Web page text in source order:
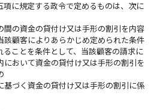
項に規定する政令で定めるものは、次に
間の資金の貸付け又は手形の割引を内容
該顧客によりあらかじめ定められた条件
ることを条件として、当該顧客の請求に
において資金の貸付け又は手形の割引を
基づく資金の貸付け又は手形の割引に係